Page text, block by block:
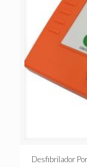
Desfibrilador